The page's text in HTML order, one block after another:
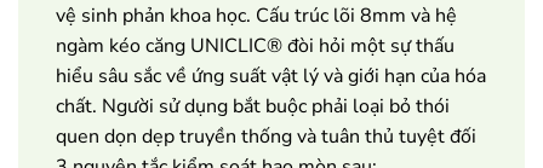
vệ sinh phản khoa học. Cấu trúc lõi 8mm và hệ
ngàm kéo căng UNICLIC® đòi hỏi một sự thấu
hiểu sâu sắc về ứng suất vật lý và giới hạn của hóa
chất. Người sử dụng bắt buộc phải loại bỏ thói
quen dọn dẹp truyền thống và tuân thủ tuyệt đối